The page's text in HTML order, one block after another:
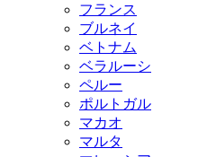
フランス
ブルネイ
ベトナム
ベラルーシ
ペルー
ポルトガル
マカオ
マルタ